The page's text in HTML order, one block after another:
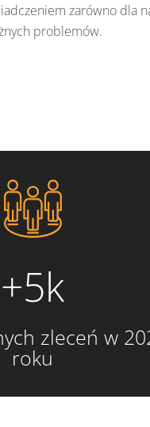
zarówno dla
problemów.
+5k
zleceń w
roku